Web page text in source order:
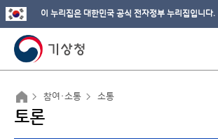
이 누리집은 대한민국 공식 전자정부 누리집입니다.
참여·소통 소통
토론